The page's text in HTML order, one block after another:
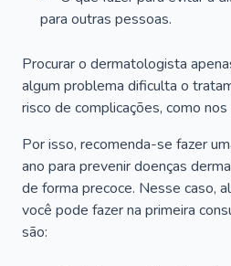
para outras pessoas.
Procurar o dermatologista
algum problema dificulta o
risco de complicações, como
Por isso, recomenda-se fazer
ano para prevenir doenças
de forma precoce. Nesse caso,
você pode fazer na primeira
são: